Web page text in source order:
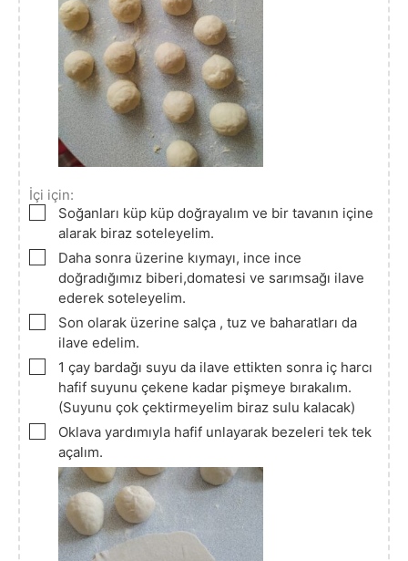
İçi için:
▢
Soğanları küp küp doğrayalım ve bir tavanın içine
alarak biraz soteleyelim.
▢
Daha sonra üzerine kıymayı, ince ince
doğradığımız biberi,domatesi ve sarımsağı ilave
ederek soteleyelim.
▢
Son olarak üzerine salça , tuz ve baharatları da
ilave edelim.
▢1 çay bardağı suyu da ilave ettikten sonra iç harcı
hafif suyunu çekene kadar pişmeye bırakalım.
(Suyunu çok çektirmeyelim biraz sulu kalacak)
▢
Oklava yardımıyla hafif unlayarak bezeleri tek tek
açalım.